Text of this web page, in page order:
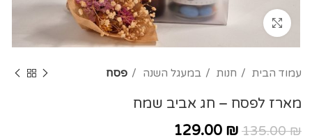
Click to enlarge
עמוד הבית חנות במעגל השנה פסח
מארז לפסח – חג אביב שמח
135.00₪
129.00 ₪